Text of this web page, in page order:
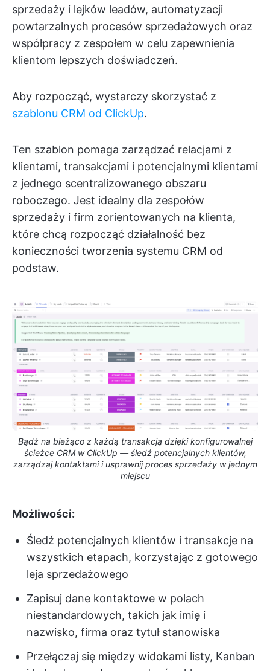
sprzedaży i lejków leadów, automatyzacji
powtarzalnych procesów sprzedażowych oraz
współpracy z zespołem w celu zapewnienia
klientom lepszych doświadczeń.
Aby rozpocząć, wystarczy skorzystać z
szablonu CRM od ClickUp.
Ten szablon pomaga zarządzać relacjami z
klientami, transakcjami i potencjalnymi klientami
z jednego scentralizowanego obszaru
roboczego. Jest idealny dla zespołów
sprzedaży i firm zorientowanych na klienta,
które chcą rozpocząć działalność bez
konieczności tworzenia systemu CRM od
podstaw.
Bądź na bieżąco z każdą transakcją dzięki konfigurowalnej
ścieżce CRM w ClickUp — śledź potencjalnych klientów,
zarządzaj kontaktami i usprawnij proces sprzedaży w jednym
miejscu
Możliwości:
Śledź potencjalnych klientów i transakcje na
wszystkich etapach, korzystając z gotowego
leja sprzedażowego
Zapisuj dane kontaktowe w polach
niestandardowych, takich jak imię i
nazwisko, firma oraz tytuł stanowiska
Przełączaj się między widokami listy, Kanban